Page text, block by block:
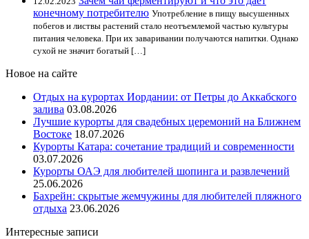
конечному потребителю Употребление в пищу высушенных
побегов и листвы растений стало неотъемлемой частью культуры
питания человека. При их заваривании получаются напитки. Однако
сухой не значит богатый […]
Новое на сайте
Отдых на курортах Иордании: от Петры до Аккабского
залива 03.08.2026
Лучшие курорты для свадебных церемоний на Ближнем
Востоке 18.07.2026
Курорты Катара: сочетание традиций и современности
03.07.2026
Курорты ОАЭ для любителей шопинга и развлечений
25.06.2026
Бахрейн: скрытые жемчужины для любителей пляжного
отдыха 23.06.2026
Интересные записи